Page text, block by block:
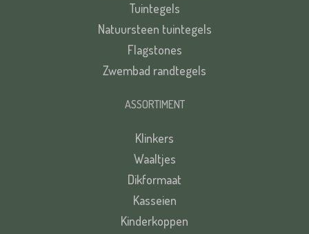
Tuintegels
Natuursteen tuintegels
Flagstones
Zwembad randtegels
ASSORTIMENT
Klinkers
Waaltjes
Dikformaat
Kasseien
Kinderkoppen